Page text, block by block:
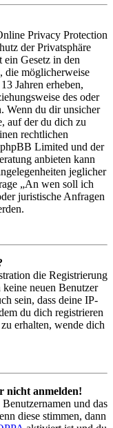
Privacy Protection
der Privatsphäre
Gesetz in den
die möglicherweise
Jahren erheben,
des oder
Wenn du dir unsicher
auf der du dich zu
rechtlichen
Limited und der
anbieten kann
jeglicher
„An wen soll ich
juristische Anfragen
die Registrierung
neuen Benutzer
sein, dass deine IP-
du dich registrieren
erhalten, wende dich
nicht anmelden!
und das
diese stimmen, dann